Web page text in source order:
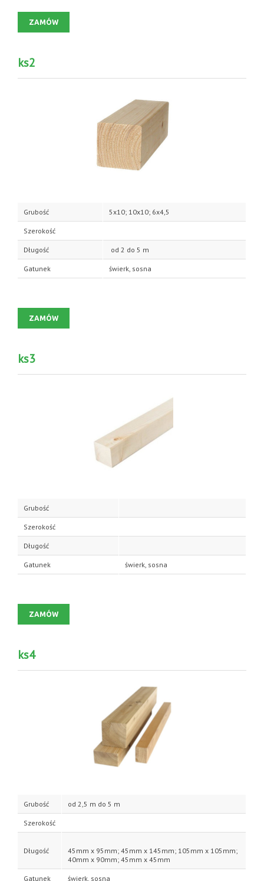
ZAMÓW
ks2
Grubość 5x10; 10x10; 6x4,5
Szerokość
Długość od 2 do 5 m
Gatunek świerk, sosna
ZAMÓW
ks3
Grubość
Szerokość
Długość
Gatunek świerk, sosna
ZAMÓW
ks4
Grubość od 2,5 m do 5 m
Szerokość
Długość
45mm x 95mm; 45mm x 145mm; 105mm x 105mm;
40mm x 90mm; 45mm x 45mm
Gatunek świerk, sosna